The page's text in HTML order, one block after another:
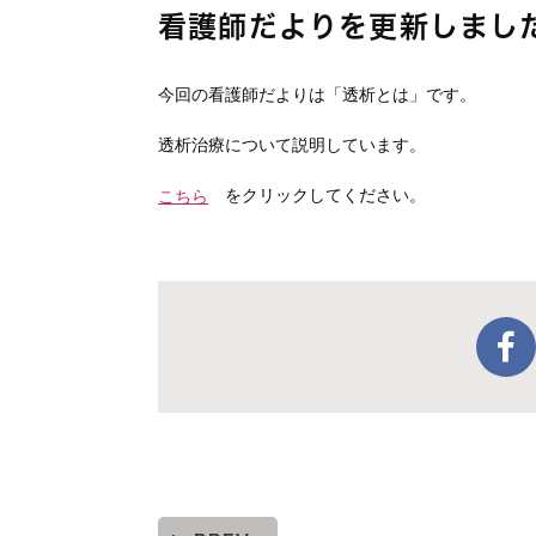
看護師だよりを更新しまし
今回の看護師だよりは「透析とは」です。
透析治療について説明しています。
こちら をクリックしてください。